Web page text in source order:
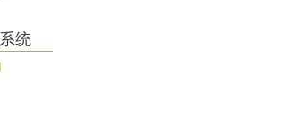
统